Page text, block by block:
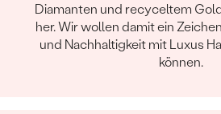
Diamanten und recyceltem
her. Wir wollen damit ein
und Nachhaltigkeit mit Luxus
können.